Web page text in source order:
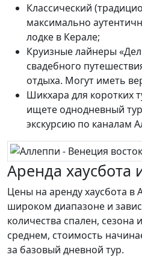
Классический
максимально
лодке в Керале;
Круизные лайнеры
свадебного
отдыха. Могут иметь
Шикхара для коротких
ищете однодневный
экскурсию по каналам
Аренда хаусбота
Цены на аренду хаусбота в
широком диапазоне и
количества спален, сезона
среднем, стоимость
за базовый дневной тур.